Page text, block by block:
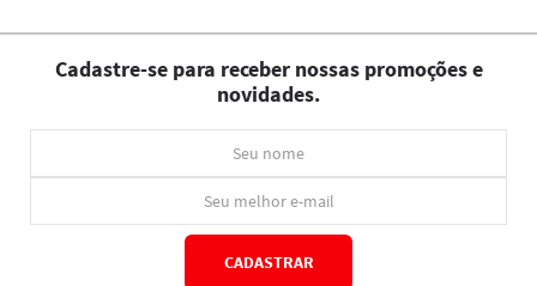
Cadastre-se para receber nossas promoções e
novidades.
CADASTRAR